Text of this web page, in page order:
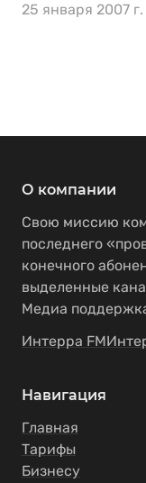
25 января 2007
О компании
Свою миссию
последнего
конечного
выделенные
Медиа
Интерра FM
Навигация
Главная
Тарифы
Бизнесу